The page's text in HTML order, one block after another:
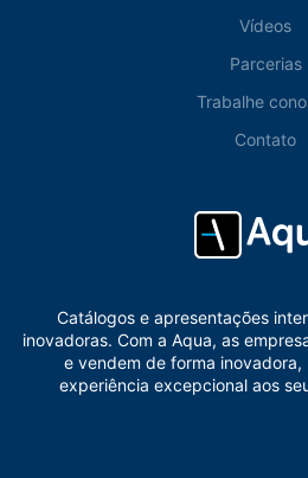
Vídeos
Parcerias
Trabalhe
Contato
Catálogos e apresentações
inovadoras. Com a Aqua, as
e vendem de forma
experiência excepcional aos